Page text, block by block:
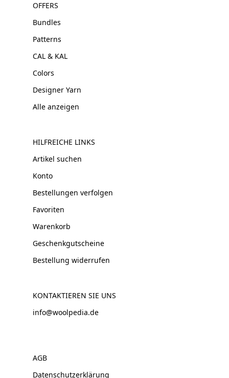
OFFERS
Bundles
Patterns
CAL & KAL
Colors
Designer Yarn
Alle anzeigen
HILFREICHE LINKS
Artikel suchen
Konto
Bestellungen verfolgen
Favoriten
Warenkorb
Geschenkgutscheine
Bestellung widerrufen
KONTAKTIEREN SIE UNS
info@woolpedia.de
AGB
Datenschutzerklärung